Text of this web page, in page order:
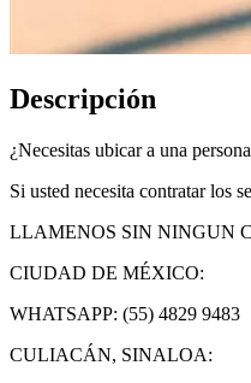
Descripción
¿Necesitas ubicar a una
Si usted necesita contratar los
LLAMENOS SIN NINGUN
CIUDAD DE MÉXICO:
WHATSAPP: (55) 4829 9483
CULIACÁN, SINALOA: